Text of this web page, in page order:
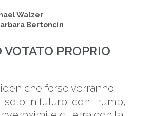
Walzer
Bertoncin
PROPRIO
che forse verranno
solo in futuro; con Trump,